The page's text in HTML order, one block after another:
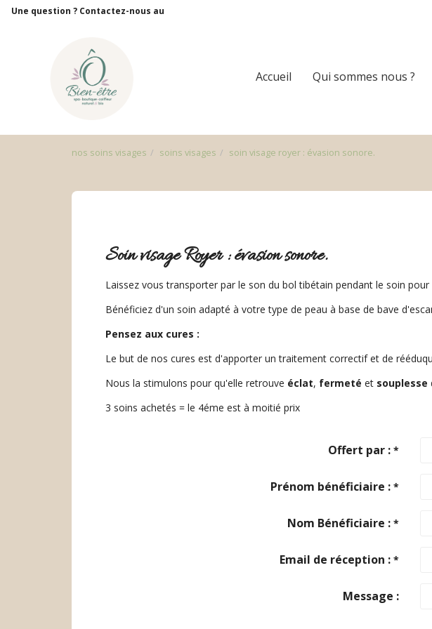
Accueil Qui sommes nous ?
nos soins visages soins visages soin visage royer : évasion sonore.
Soin visage Royer : évasion sonore.
Laissez vous transporter par le son du bol tibétain pendant le soin
Bénéficiez d'un soin adapté à votre type de peau à base de bave
Pensez aux cures :
Le but de nos cures est d'apporter un traitement correctif et de
Nous la stimulons pour qu'elle retrouve éclat, fermeté et souplesse
3 soins achetés = le 4éme est à moitié prix
Offert par : *
Prénom bénéficiaire : *
Nom Bénéficiaire : *
Email de réception : *
Message :
Une question ? Contactez-nous au
Panneau de gestion des cookies